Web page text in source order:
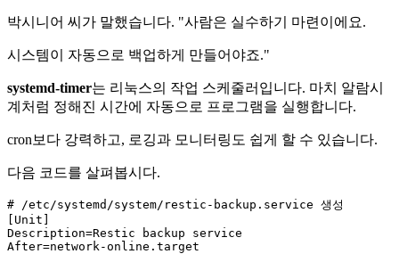
박시니어 씨가 말했습니다. "사람은 실수하기 마련이에요.
시스템이 자동으로 백업하게 만들어야죠."
systemd-timer는 리눅스의 작업 스케줄러입니다. 마치 알람시
계처럼 정해진 시간에 자동으로 프로그램을 실행합니다.
cron보다 강력하고, 로깅과 모니터링도 쉽게 할 수 있습니다.
다음 코드를 살펴봅시다.
# /etc/systemd/system/restic-backup.service 생성
[Unit]
Description=Restic backup service
After=network-online.target